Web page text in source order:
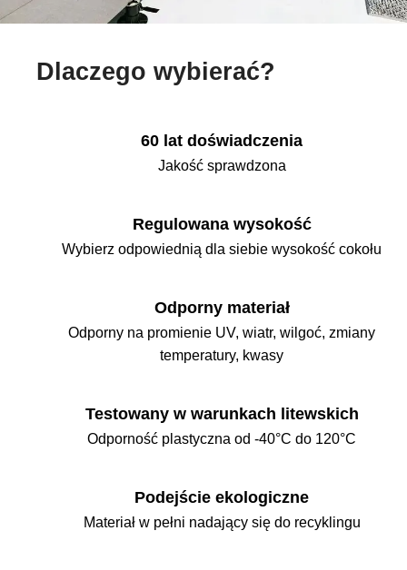
Dlaczego wybierać?
60 lat doświadczenia
Jakość sprawdzona
Regulowana wysokość
Wybierz odpowiednią dla siebie wysokość cokołu
Odporny materiał
Odporny na promienie UV, wiatr, wilgoć, zmiany
temperatury, kwasy
Testowany w warunkach litewskich
Odporność plastyczna od -40°C do 120°C
Podejście ekologiczne
Materiał w pełni nadający się do recyklingu